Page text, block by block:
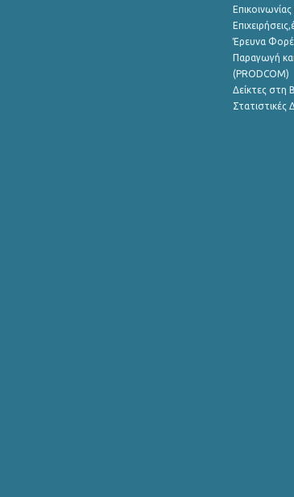
Έρευνα
Παραγωγή
(PRODCOM)
Δείκτες στη
Στατιστικές